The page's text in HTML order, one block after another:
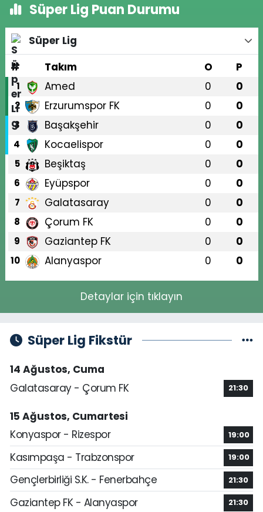
Süper Lig Puan Durumu
Süper Lig
#
Takım O P
1 Amed 0 0
2 Erzurumspor FK 0 0
3 Başakşehir 0 0
4 Kocaelispor 0 0
5 Beşiktaş 0 0
6 Eyüpspor 0 0
7 Galatasaray 0 0
8 Çorum FK 0 0
9 Gaziantep FK 0 0
10 Alanyaspor 0 0
Detaylar için tıklayın
Süper Lig Fikstür
14 Ağustos, Cuma
Galatasaray - Çorum FK
21:30
15 Ağustos, Cumartesi
Konyaspor - Rizespor
19:00
Kasımpaşa - Trabzonspor 19:00
Gençlerbirliği S.K. - Fenerbahçe 21:30
Gaziantep FK - Alanyaspor 21:30